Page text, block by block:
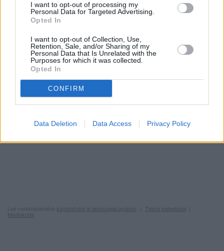
I want to opt-out of processing my
Personal Data for Targeted Advertising.
Opted In
I want to opt-out of Collection, Use,
Retention, Sale, and/or Sharing of my
Personal Data that Is Unrelated with the
Purposes for which it was collected.
Opted In
CONFIRM
Data Deletion Data Access Privacy Policy
Tietoa palvelusta
Mediakortti